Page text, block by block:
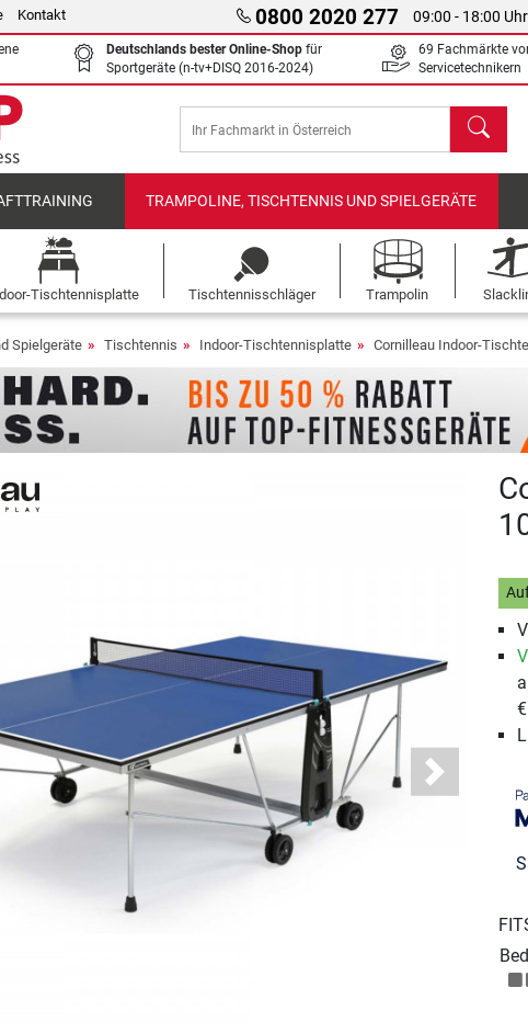
Kontakt 0800 2020 277 09:00 - 18:00 Uhr
Deutschlands bester Online-Shop für
Sportgeräte (n-tv+DISQ 2016-2024)
69 Fachmärkte
Servicetechnikern
Suchen
TRAMPOLINE, TISCHTENNIS UND SPIELGERÄTE
Tischtennisplatte Tischtennisschläger Trampolin
Spielgeräte Tischtennis Indoor-Tischtennisplatte Cornilleau Indoor-
Next